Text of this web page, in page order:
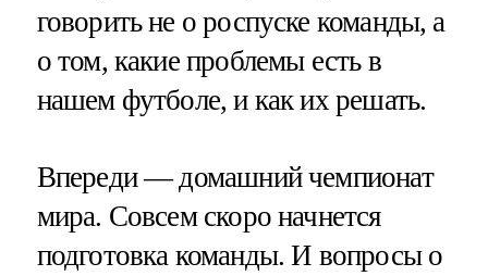
говорить не о роспуске команды, а
о том, какие проблемы есть в
нашем футболе, и как их решать.
Впереди — домашний чемпионат
мира. Совсем скоро начнется
подготовка команды. И вопросы о